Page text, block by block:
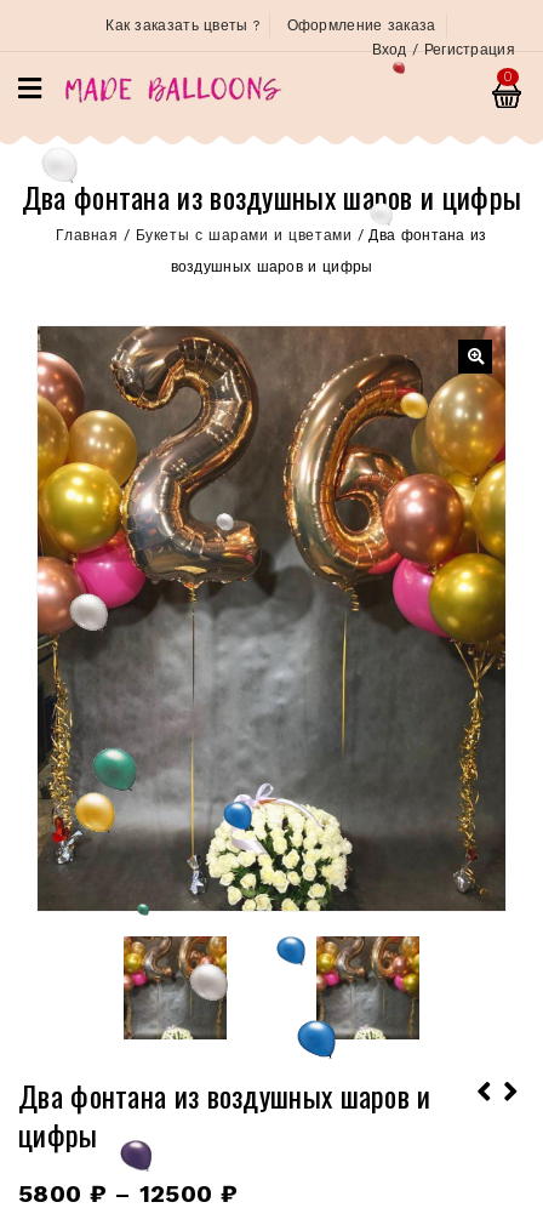
Как заказать цветы ?
Оформление заказа
Вход / Регистрация
0
Два фонтана из воздушных шаров и цифры
Главная / Букеты с шарами и цветами /Два фонтана из
воздушных шаров и цифры
Два фонтана из воздушных шаров и
цифры
5800 ₽ – 12500 ₽